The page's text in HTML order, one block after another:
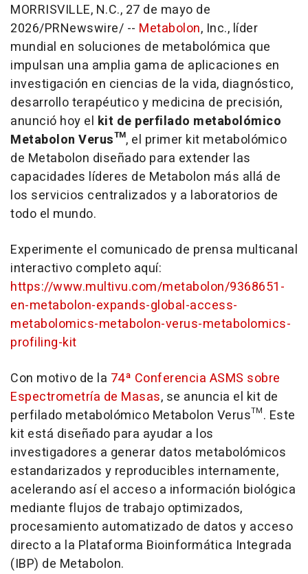
MORRISVILLE, N.C., 27 de mayo de
2026/PRNewswire/ -- Metabolon, Inc., líder
mundial en soluciones de metabolómica que
impulsan una amplia gama de aplicaciones en
investigación en ciencias de la vida, diagnóstico,
desarrollo terapéutico y medicina de precisión,
anunció hoy el kit de perfilado metabolómico
Metabolon Verus™, el primer kit metabolómico
de Metabolon diseñado para extender las
capacidades líderes de Metabolon más allá de
los servicios centralizados y a laboratorios de
todo el mundo.
Experimente el comunicado de prensa multicanal
interactivo completo aquí:
https://www.multivu.com/metabolon/9368651-
en-metabolon-expands-global-access-
metabolomics-metabolon-verus-metabolomics-
profiling-kit
Con motivo de la 74ª Conferencia ASMS sobre
Espectrometría de Masas, se anuncia el kit de
perfilado metabolómico Metabolon Verus™. Este
kit está diseñado para ayudar a los
investigadores a generar datos metabolómicos
estandarizados y reproducibles internamente,
acelerando así el acceso a información biológica
mediante flujos de trabajo optimizados,
procesamiento automatizado de datos y acceso
directo a la Plataforma Bioinformática Integrada
(IBP) de Metabolon.